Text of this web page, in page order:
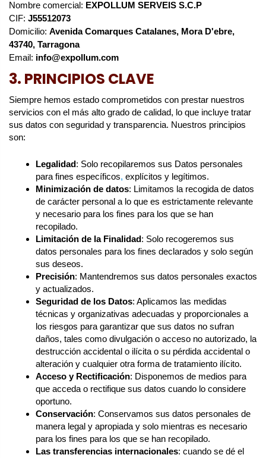
Nombre comercial: EXPOLLUM SERVEIS S.C.P
CIF: J55512073
Domicilio: Avenida Comarques Catalanes, Mora D'ebre,
43740, Tarragona
Email: info@expollum.com
3. PRINCIPIOS CLAVE
Siempre hemos estado comprometidos con prestar nuestros
servicios con el más alto grado de calidad, lo que incluye tratar
sus datos con seguridad y transparencia. Nuestros principios
son:
Legalidad: Solo recopilaremos sus Datos personales
para fines específicos, explícitos y legítimos.
Minimización de datos: Limitamos la recogida de datos
de carácter personal a lo que es estrictamente relevante
y necesario para los fines para los que se han
recopilado.
Limitación de la Finalidad: Solo recogeremos sus
datos personales para los fines declarados y solo según
sus deseos.
Precisión: Mantendremos sus datos personales exactos
y actualizados.
Seguridad de los Datos: Aplicamos las medidas
técnicas y organizativas adecuadas y proporcionales a
los riesgos para garantizar que sus datos no sufran
daños, tales como divulgación o acceso no autorizado, la
destrucción accidental o ilícita o su pérdida accidental o
alteración y cualquier otra forma de tratamiento ilícito.
Acceso y Rectificación: Disponemos de medios para
que acceda o rectifique sus datos cuando lo considere
oportuno.
Conservación: Conservamos sus datos personales de
manera legal y apropiada y solo mientras es necesario
para los fines para los que se han recopilado.
Las transferencias internacionales: cuando se dé el